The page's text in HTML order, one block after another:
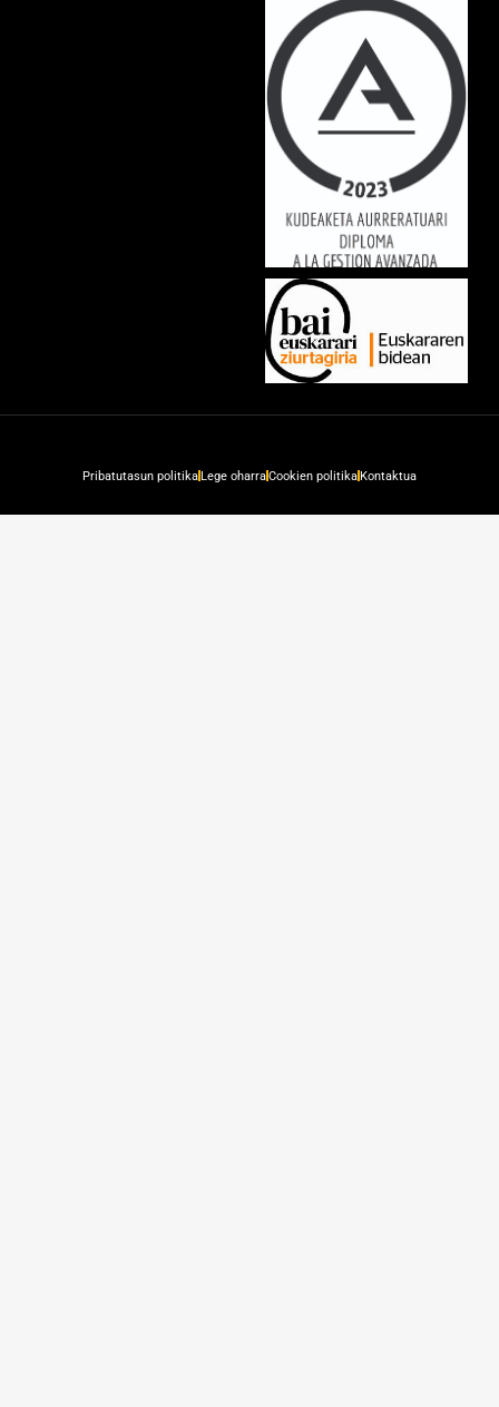
Pribatutasun politikaLege oharraCookien politikaKontaktua